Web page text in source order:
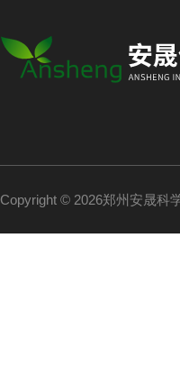
Copyright © 2026郑州安晟科